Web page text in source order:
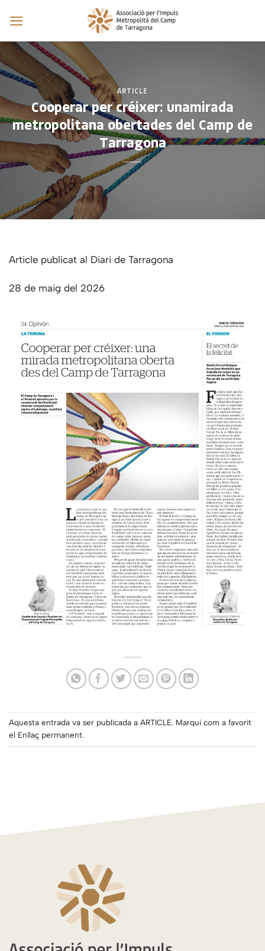
content
ARTICLE
Cooperar per créixer: unamirada
metropolitana obertades del Camp de
Tarragona
Article publicat al Diari de Tarragona
28 de maig del 2026
Aquesta entrada va ser publicada a ARTICLE. Marqui com a favorit
el Enllaç permanent.